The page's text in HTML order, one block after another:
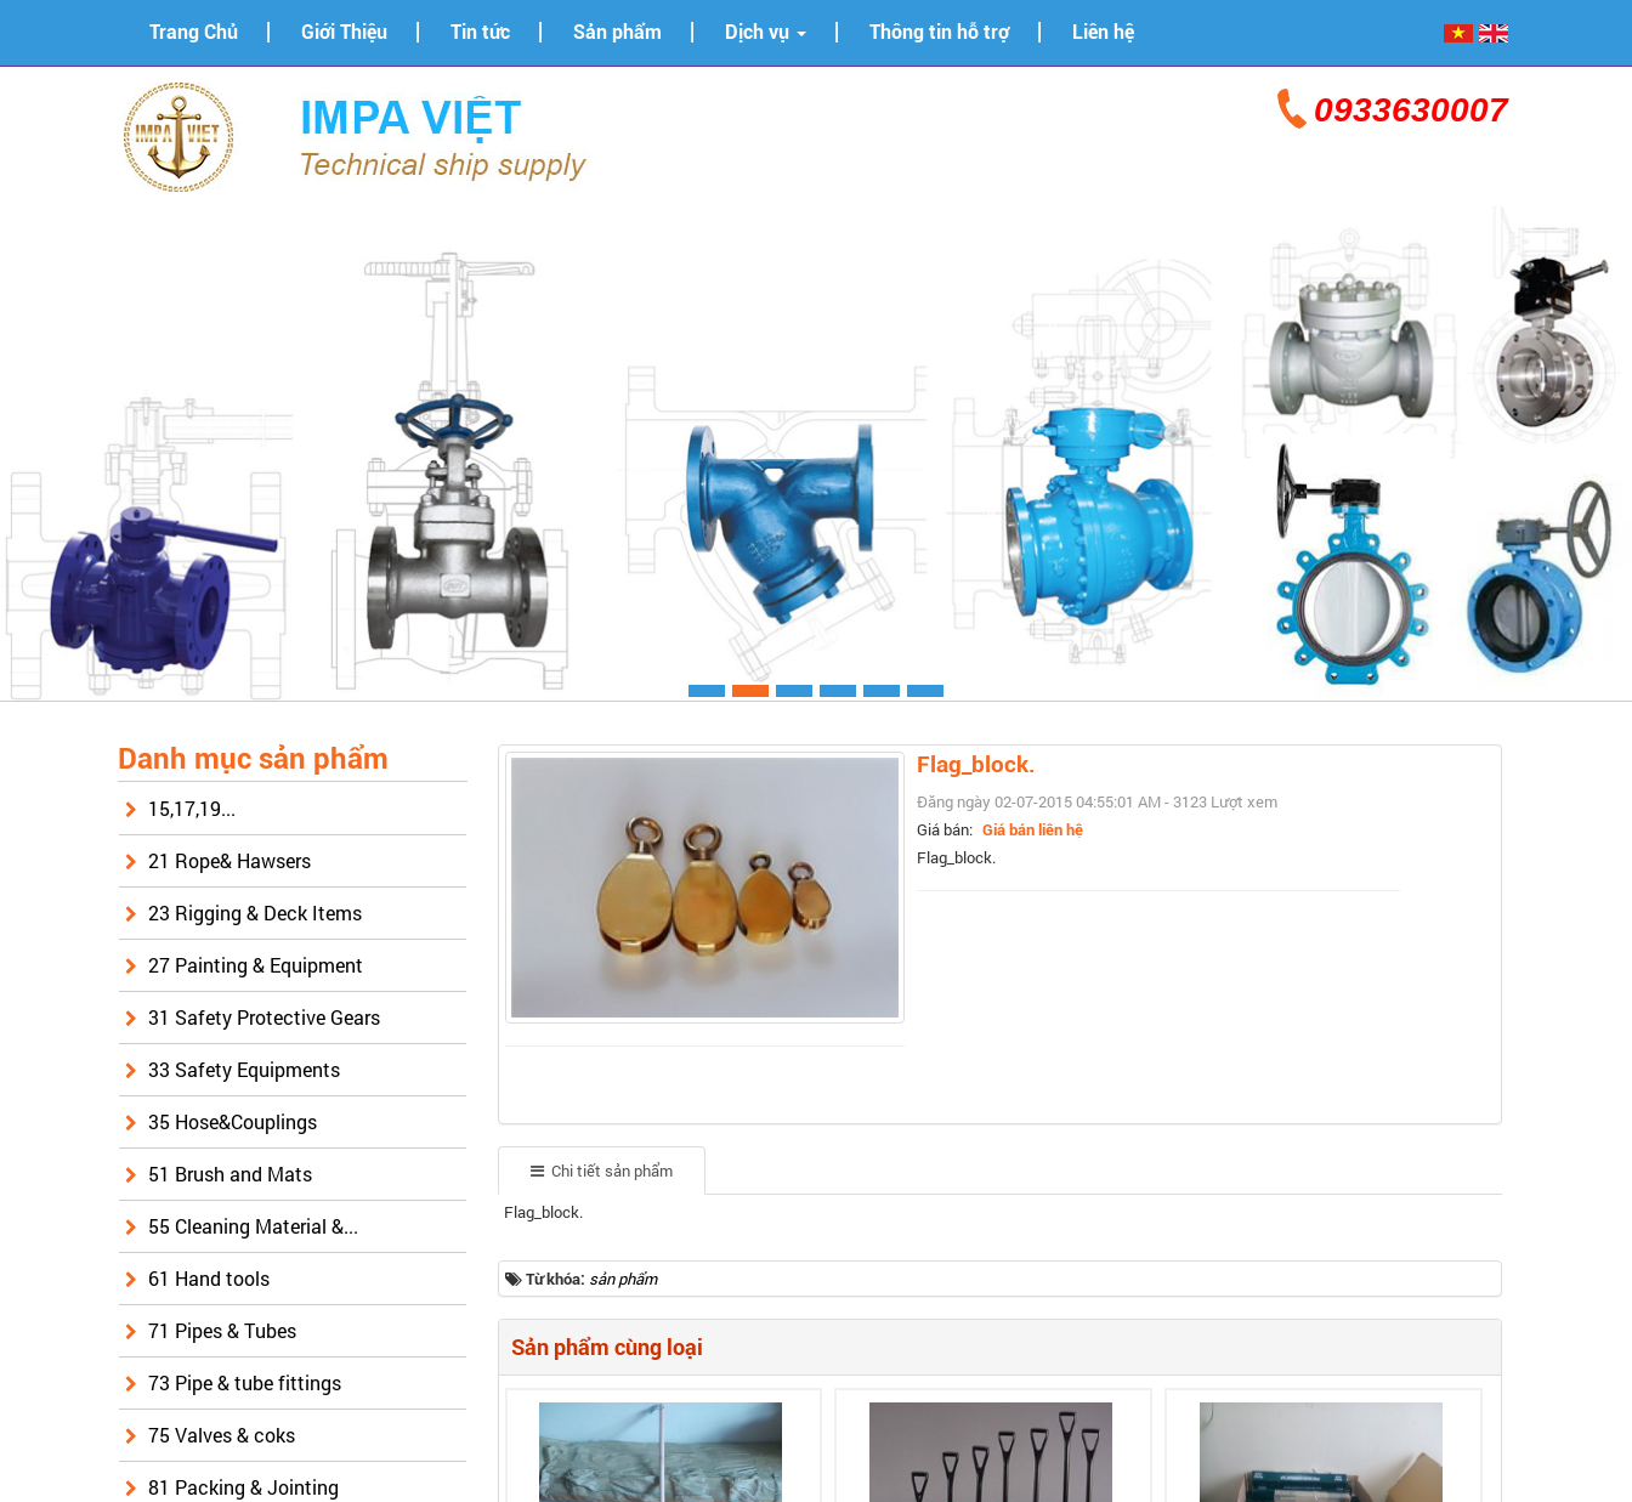
Trang Chủ Giới Thiệu Tin tức Sản phẩm Dịch vụ Thông tin hỗ trợ Liên hệ
0933630007
Xem chi tiết
Danh mục sản phẩm
15,17,19...
21 Rope& Hawsers
23 Rigging & Deck Items
27 Painting & Equipment
31 Safety Protective Gears
33 Safety Equipments
35 Hose&Couplings
51 Brush and Mats
55 Cleaning Material &...
61 Hand tools
71 Pipes & Tubes
73 Pipe & tube fittings
75 Valves & coks
81 Packing & Jointing
Flag_block.
Đăng ngày 02-07-2015 04:55:01 AM - 3123 Lượt xem
Giá bán: Giá bán liên hệ
Flag_block.
Chi tiết sản phẩm
Flag_block.
Từ khóa: sản phẩm
Sản phẩm cùng loại